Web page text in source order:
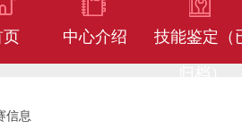
页 中心介绍 技能鉴定（
信息